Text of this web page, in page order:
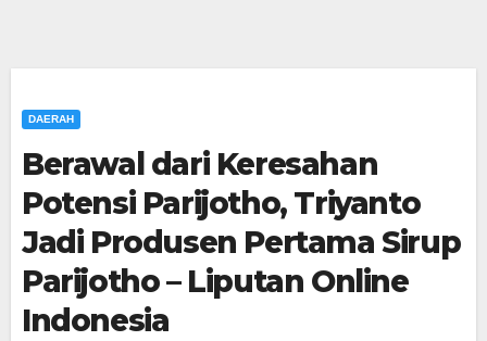
DAERAH
Berawal dari Keresahan
Potensi Parijotho, Triyanto
Jadi Produsen Pertama Sirup
Parijotho – Liputan Online
Indonesia